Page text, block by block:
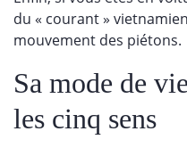
du « courant »
mouvement des piétons.
Sa mode de
les cinq sens